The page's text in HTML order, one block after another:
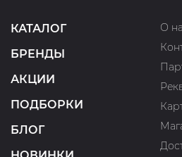
КАТАЛОГ
БРЕНДЫ
АКЦИИ
ПОДБОРКИ
БЛОГ
О